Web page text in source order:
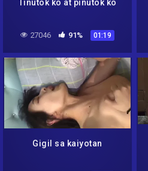
Tinutok ko at pinutok ko
27046 91% 01:19
Gigil sa kaiyotan